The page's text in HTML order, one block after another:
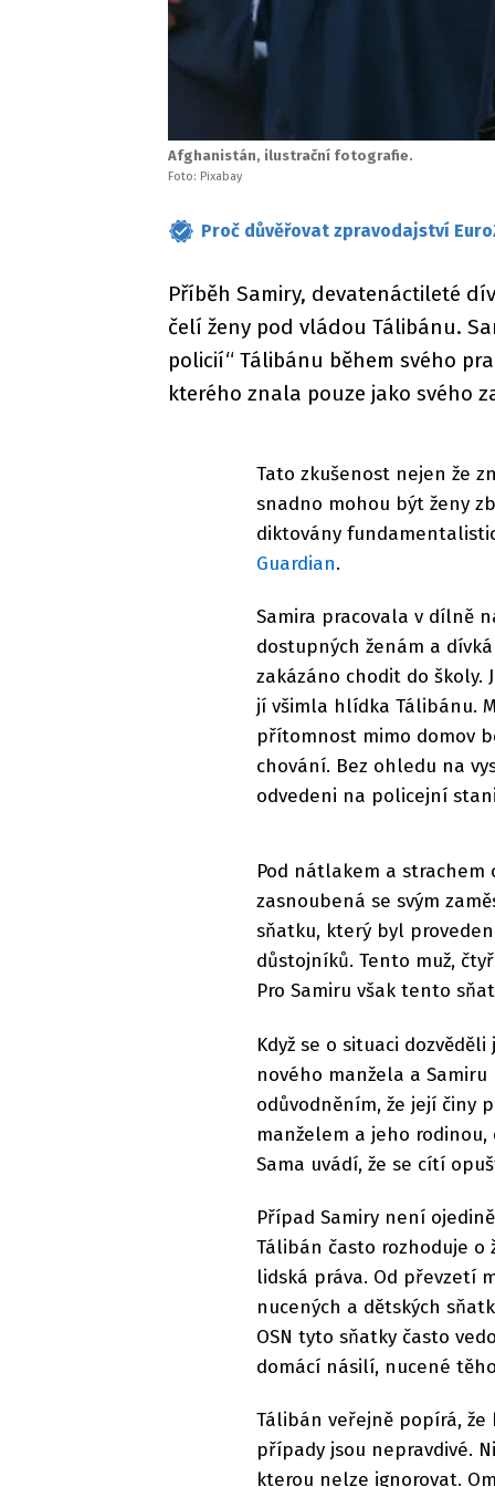
Afghanistán, ilustrační fotografie.
Foto: Pixabay
Proč důvěřovat zpravodajství
Příběh Samiry, devatenáctileté
čelí ženy pod vládou Tálibánu.
policií“ Tálibánu během svého
kterého znala pouze jako svého
Tato zkušenost nejen že
snadno mohou být ženy
diktovány
Guardian.
Samira pracovala v dílně
dostupných ženám a
zakázáno chodit do školy.
jí všimla hlídka Tálibánu.
přítomnost mimo domov
chování. Bez ohledu na
odvedeni na policejní
Pod nátlakem a strachem
zasnoubená se svým
sňatku, který byl
důstojníků. Tento muž,
Pro Samiru však tento
Když se o situaci
nového manžela a
odůvodněním, že její činy
manželem a jeho
Sama uvádí, že se cítí
Případ Samiry není
Tálibán často rozhoduje o
lidská práva. Od převzetí
nucených a dětských
OSN tyto sňatky často
domácí násilí, nucené
Tálibán veřejně popírá,
případy jsou nepravdivé.
kterou nelze ignorovat.